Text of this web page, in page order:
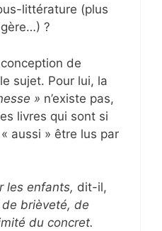
littérature (plus
?
de
sujet. Pour lui, la
» n’existe pas,
livres qui sont si
aussi » être lus par
les enfants, dit-il,
de brièveté, de
du concret.